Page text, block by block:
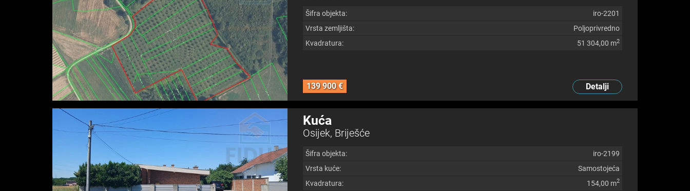
Šifra objekta:
iro-2201
Vrsta zemljišta:
Poljoprivredno
Kvadratura:
51 304,00 m2
139 900 € Detalji
Kuća
Osijek, Briješće
Šifra objekta:
iro-2199
Vrsta kuće:
Samostojeća
Kvadratura:
154,00 m2